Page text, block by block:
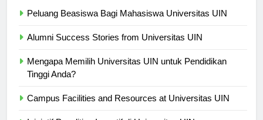
Peluang Beasiswa Bagi Mahasiswa Universitas UIN
Alumni Success Stories from Universitas UIN
Mengapa Memilih Universitas UIN untuk Pendidikan
Tinggi Anda?
Campus Facilities and Resources at Universitas UIN